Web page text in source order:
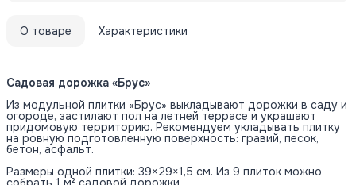
О товаре Характеристики
Садовая дорожка «Брус»
Из модульной плитки «Брус» выкладывают дорожки в саду и
огороде, застилают пол на летней террасе и украшают
придомовую территорию. Рекомендуем укладывать плитку
на ровную подготовленную поверхность: гравий, песок,
бетон, асфальт.
Размеры одной плитки: 39×29×1,5 см. Из 9 плиток можно